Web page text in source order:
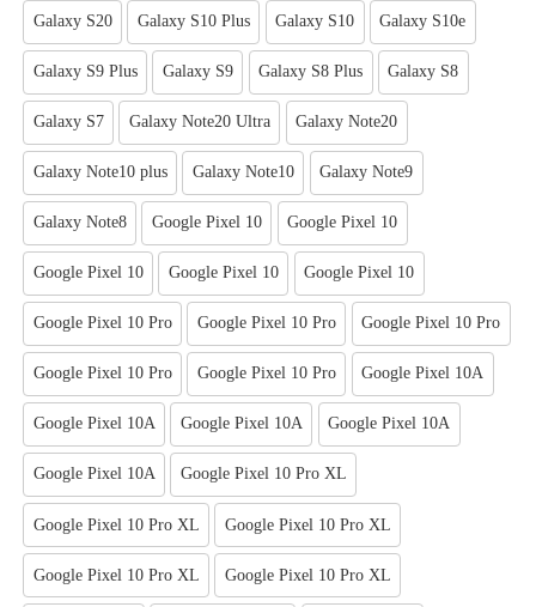
Galaxy S20 Galaxy S10 Plus Galaxy S10 Galaxy S10e
Galaxy S9 Plus Galaxy S9 Galaxy S8 Plus Galaxy S8
Galaxy S7 Galaxy Note20 Ultra Galaxy Note20
Galaxy Note10 plus Galaxy Note10 Galaxy Note9
Galaxy Note8 Google Pixel 10 Google Pixel 10
Google Pixel 10 Google Pixel 10 Google Pixel 10
Google Pixel 10 Pro Google Pixel 10 Pro Google Pixel 10 Pro
Google Pixel 10 Pro Google Pixel 10 Pro Google Pixel 10A
Google Pixel 10A Google Pixel 10A Google Pixel 10A
Google Pixel 10A Google Pixel 10 Pro XL
Google Pixel 10 Pro XL Google Pixel 10 Pro XL
Google Pixel 10 Pro XL Google Pixel 10 Pro XL